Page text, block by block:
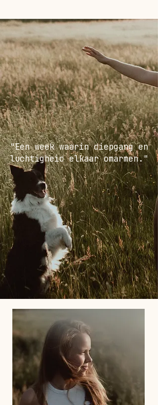
"Een week waarin diepgang en
luchtigheid elkaar omarmen."